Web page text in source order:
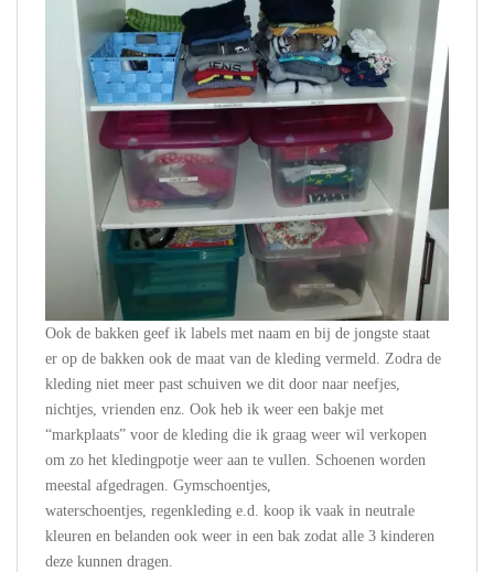
Ook de bakken geef ik labels met naam en bij de jongste staat
er op de bakken ook de maat van de kleding vermeld. Zodra de
kleding niet meer past schuiven we dit door naar neefjes,
nichtjes, vrienden enz. Ook heb ik weer een bakje met
“markplaats” voor de kleding die ik graag weer wil verkopen
om zo het kledingpotje weer aan te vullen. Schoenen worden
meestal afgedragen. Gymschoentjes,
waterschoentjes, regenkleding e.d. koop ik vaak in neutrale
kleuren en belanden ook weer in een bak zodat alle 3 kinderen
deze kunnen dragen.